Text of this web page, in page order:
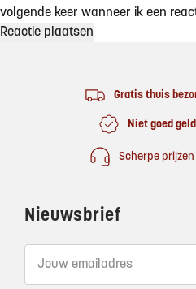
volgende keer wanneer ik een
Gratis thuis
Niet goed
Scherpe prijzen
Nieuwsbrief